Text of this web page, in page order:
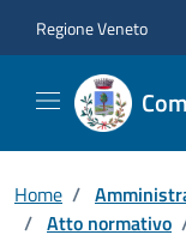
Regione Veneto
Home /
/ Atto normativo